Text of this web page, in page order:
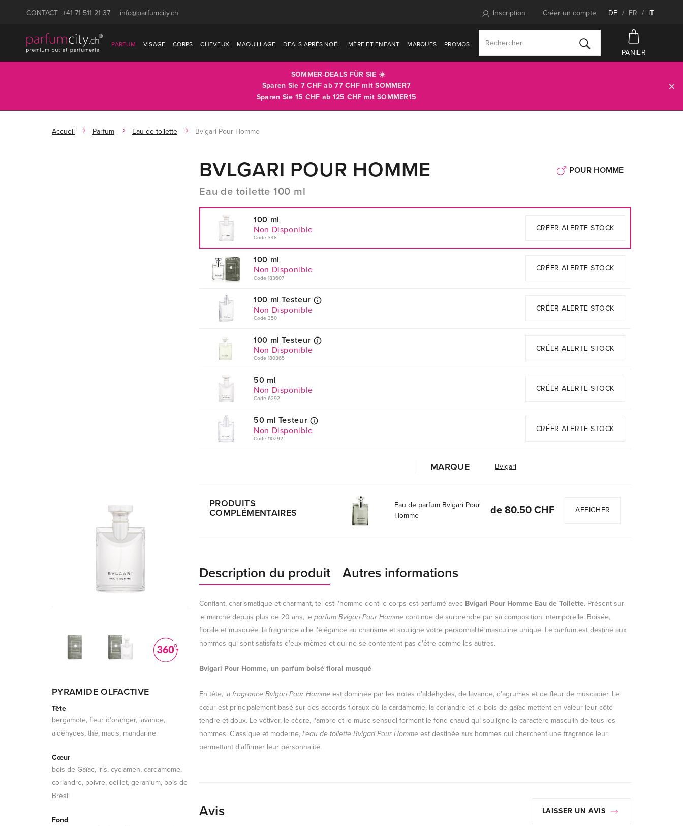
CONTACT +41 71 511 21 37 info@parfumcity.ch Inscription Créer un compte DE / FR / IT
PARFUM VISAGE CORPS CHEVEUX MAQUILLAGE DEALS APRÈS NOËL MÈRE ET ENFANT MARQUES PROMOS
PANIER
SOMMER-DEALS FÜR SIE ☀️
Sparen Sie 7 CHF ab 77 CHF mitSOMMER7
Sparen Sie 15 CHF ab 125 CHF mit SOMMER15
Accueil Parfum Eau de toilette Bvlgari Pour Homme
PYRAMIDE OLFACTIVE
Tête
bergamote, fleur d'oranger, lavande,
aldéhydes, thé, macis, mandarine
Cœur
bois de Gaïac, iris, cyclamen, cardamome,
coriandre, poivre, oeillet, geranium, bois de
Brésil
Fond
POUR HOMME
BVLGARI POUR HOMME
Eau de toilette 100 ml
100 ml
Non Disponible
Code 348
CRÉER ALERTE STOCK
100 ml
Non Disponible
Code 183607
CRÉER ALERTE STOCK
100 ml Testeur
Non Disponible
Code 350
CRÉER ALERTE STOCK
100 ml Testeur
Non Disponible
Code 180865
CRÉER ALERTE STOCK
50 ml
Non Disponible
Code 6292
CRÉER ALERTE STOCK
50 ml Testeur
Non Disponible
Code 110292
CRÉER ALERTE STOCK
MARQUE Bvlgari
PRODUITS
COMPLÉMENTAIRES
Eau de parfum Bvlgari Pour
Homme
de 80.50 CHF AFFICHER
Description du produit Autres informations
Confiant, charismatique et charmant, tel est l'homme dont le corps est parfumé avec Bvlgari Pour Homme Eau de Toilette. Présent sur
le marché depuis plus de 20 ans, le parfum Bvlgari Pour Homme continue de surprendre par sa composition intemporelle. Boisée,
florale et musquée, la fragrance allie l'élégance au charisme et souligne votre personnalité masculine unique. Le parfum est destiné aux
hommes qui sont satisfaits d'eux-mêmes et qui ne se contentent pas d'être comme les autres.
Bvlgari Pour Homme, un parfum boisé floral musqué
En tête, la fragrance Bvlgari Pour Homme est dominée par les notes d'aldéhydes, de lavande, d'agrumes et de fleur de muscadier. Le
cœur est principalement basé sur des accords floraux où la cardamome, la coriandre et le bois de gaïac mettent en valeur leur côté
tendre et doux. Le vétiver, le cèdre, l'ambre et le musc sensuel forment le fond chaud qui souligne le caractère masculin de tous les
hommes. Classique et moderne, l'eau de toilette Bvlgari Pour Homme est destinée aux hommes qui cherchent une fragrance leur
permettant d'affirmer leur personnalité.
Avis LAISSER UN AVIS